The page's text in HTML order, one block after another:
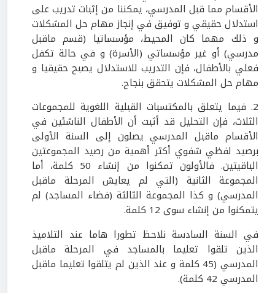
الأقسام مما قبل المدرسي، يمكننا من إثبات تدريب على
استدلال حقيقي و توفيق في إنجاز مهام حل المشكلات
و ذلك مهما كان المحيط، مؤسساتيا (قسم ماقبل
مدرسي) أو غير مؤسساتي (الأسرة) و في حالة تكفل
فعلي بالأطفال، فإن التدريب للاستدلال يصبح حقيقيا و
مهام حل المشكلات يتحقق بنجاح.
2. فيما يتعلق بالمكتسبات القبلية اللغوية للمجموعات
الثلاث، فإن التحليل قد أثبت أن الأطفال الناشئين في
الأقسام ماقبل المدرسي يصلون إلى السنة الأولى
برصيد لفظي شفوي أكثر أهمية من رصيد المجموعتين
الباقيتين. فالأولون تمكنوا من إنشاء 50 كلمة، أما
المجموعة الثانية (التي لم يعايش المرحلة ماقبل
المدرسي) و كذا المجموعة الثالثة (فضاء المساجد) لم
يتمكنوا من إنشاء سوى 12 كلمة.
في السنة السادسة نلاحظ تطورا هاما عند التلاميذ
الذين تلقوا تعليما بالمساجد في المرحلة ماقبل
المدرسي (45 كلمة و عند الذين لم يتلقوا تعليما ماقبل
المدرسي 42 كلمة).